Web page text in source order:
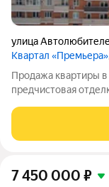
улица
Квартал «Премьера»
Продажа квартиры
предчистовая
инфраструктура в
Ипотека без
7 450 000 ₽